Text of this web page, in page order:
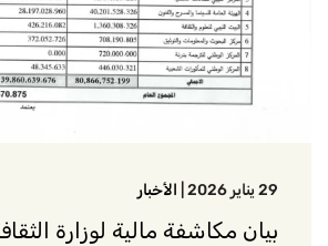
29 يناير 2026 الأخبار
بيان مكاشفة مالية لوزارة